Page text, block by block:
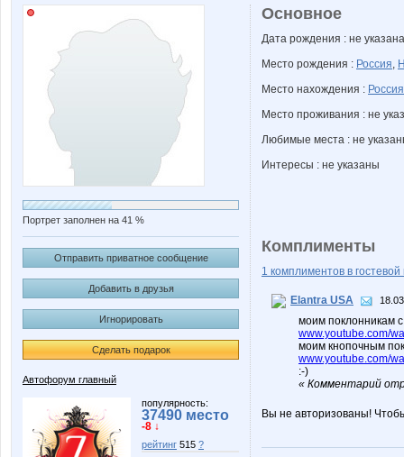
Портрет заполнен на 41 %
Отправить приватное сообщение
Добавить в друзья
Игнорировать
Сделать подарок
Автофорум главный
популярность:
37490 место
-8 ↓
рейтинг 515 ?
Основное
Дата рождения : не указана
Место рождения : Россия,
Место нахождения : Россия
Место проживания : не
Любимые места : не
Интересы : не указаны
Комплименты
1 комплиментов в гостевой
­Elantra USA
моим поклонникам
www.youtube.com/
моим кнопочным
www.youtube.com/
:-)
« Комментарий
Вы не авторизованы!